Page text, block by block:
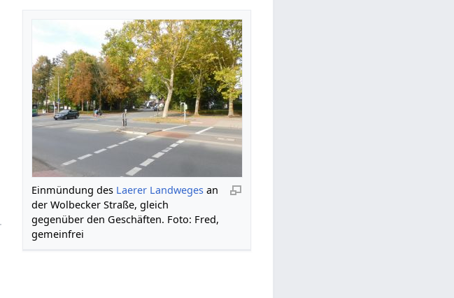
Einmündung des Laerer Landwegesan
der Wolbecker Straße, gleich
gegenüber den Geschäften. Foto: Fred,
gemeinfrei